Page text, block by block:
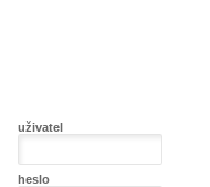
uživatel
heslo